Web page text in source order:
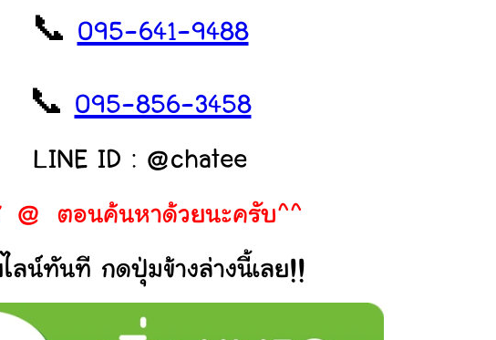
📞 095-641-9488
📞 095-856-3458
LINE ID : @chatee
@ ตอนค้นหาด้วยนะครับ^^
ลน์ทันที กดปุ่มข้างล่างนี้เลย!!